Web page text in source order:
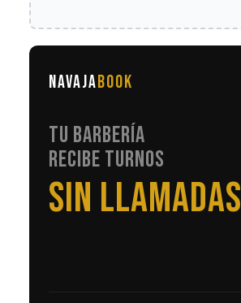
NAVAJABOOK
TU BARBERÍA
RECIBE TURNOS
EN AUTOMÁTICO